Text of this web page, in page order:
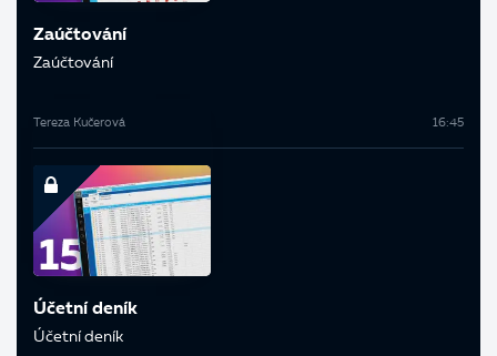
Zaúčtování
Zaúčtování
Tereza Kučerová 16:45
Účetní deník
Účetní deník